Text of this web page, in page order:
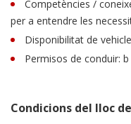
Competències /
per a entendre les
Disponibilitat de vehicle
Permisos de conduir: b
Condicions del lloc